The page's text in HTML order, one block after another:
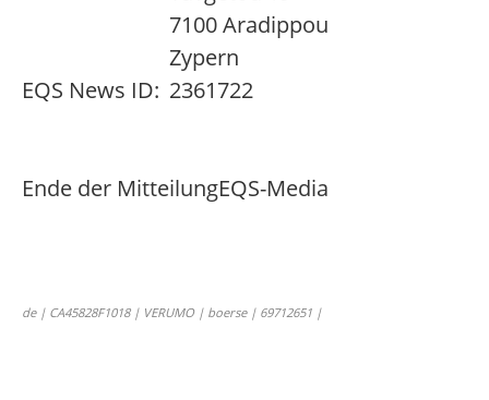
7100 Aradippou
Zypern
EQS News ID: 2361722
Ende der MitteilungEQS-Media
de | CA45828F1018 | VERUMO | boerse | 69712651 |